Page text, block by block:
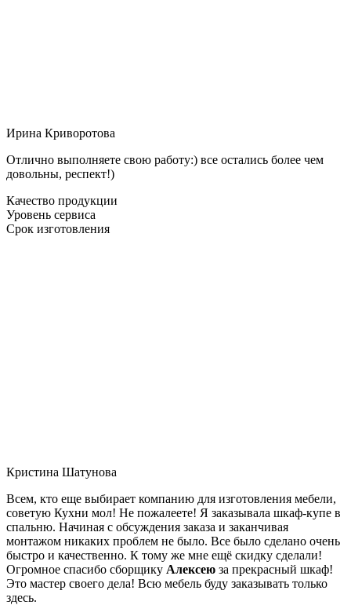
Ирина Криворотова
Отлично выполняете свою работу:) все остались более чем
довольны, респект!)
Качество продукции
Уровень сервиса
Срок изготовления
Кристина Шатунова
Всем, кто еще выбирает компанию для изготовления мебели,
советую Кухни мол! Не пожалеете! Я заказывала шкаф-купе в
спальню. Начиная с обсуждения заказа и заканчивая
монтажом никаких проблем не было. Все было сделано очень
быстро и качественно. К тому же мне ещё скидку сделали!
Огромное спасибо сборщику Алексею за прекрасный шкаф!
Это мастер своего дела! Всю мебель буду заказывать только
здесь.